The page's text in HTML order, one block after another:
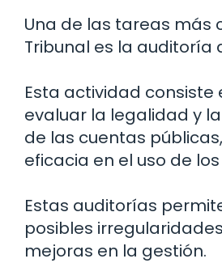
Una de las tareas más
Tribunal es la auditoría
Esta actividad consiste
evaluar la legalidad y
de las cuentas
eficacia en el uso de
Estas auditorías
posibles
mejoras en la gestión.